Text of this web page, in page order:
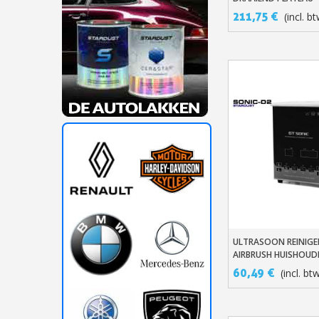
211,75 € (incl.
In
ULTRASOON
AIRBRUSH
0.75L UC-6106 EN
GT-SONIC-D2
60,49 € (incl.